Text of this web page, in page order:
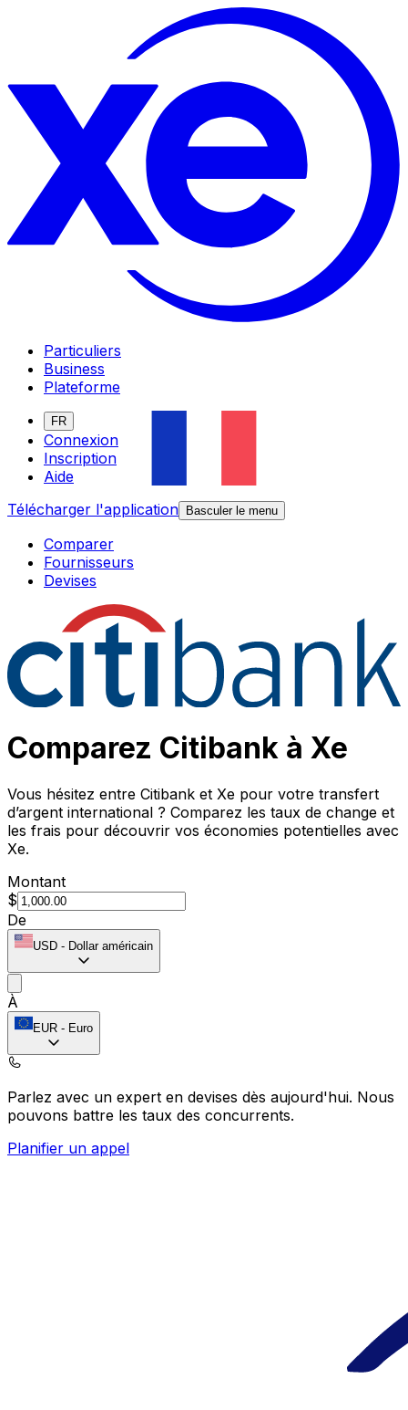
Particuliers
Business
Plateforme
FR
Connexion
Inscription
Aide
Télécharger l'application
Basculer le menu
Comparer
Fournisseurs
Devises
Comparez Citibank à Xe
Vous hésitez entre Citibank et Xe pour votre transfert
d’argent international ? Comparez les taux de change et
les frais pour découvrir vos économies potentielles avec
Xe.
Montant
$
De
USD - Dollar américain
À
EUR - Euro
Parlez avec un expert en devises dès aujourd'hui. Nous
pouvons battre les taux des concurrents.
Planifier un appel